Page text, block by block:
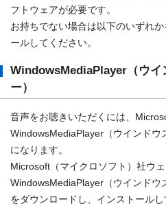
フトウェアが必要です。
お持ちでない場合は以下のいずれ
ールしてください。
WindowsMediaPlayer（ウイ
ー）
音声をお聴きいただくには、
WindowsMediaPlayer（ウインドウ
になります。
Microsoft（マイクロソフト）社ウ
WindowsMediaPlayer（ウインドウ
をダウンロードし、インストールし